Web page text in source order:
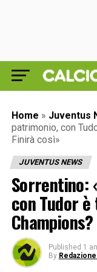
Home » Juventus
patrimonio, con
Finirà così»
JUVENTUS NEWS
Sorrentino:
con Tudor
Published 1
By